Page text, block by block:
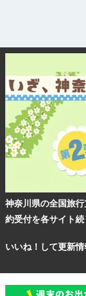
神奈川県の全国旅
約受付を各サイト続
いいね！して更新情